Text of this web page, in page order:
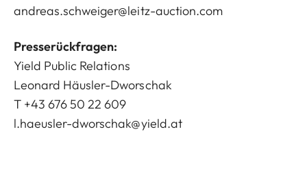
andreas.schweiger@leitz-auction.com
Presserückfragen:
Yield Public Relations
Leonard Häusler-Dworschak
T +43 676 50 22 609
l.haeusler-dworschak@yield.at